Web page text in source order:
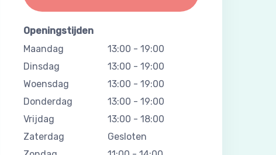
Openingstijden
Maandag
13:00 - 19:00
Dinsdag
13:00 - 19:00
Woensdag
13:00 - 19:00
Donderdag
13:00 - 19:00
Vrijdag
13:00 - 18:00
Zaterdag
Gesloten